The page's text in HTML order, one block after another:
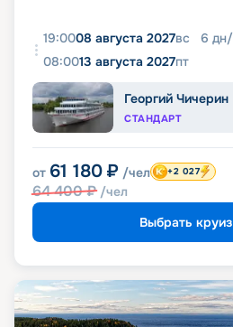
19:0008 августа 2027вс 6 дн/
08:0013 августа 2027пт
Георгий Чичерин
СТАНДАРТ
от 61 180 ₽ /чел
64 400₽ /чел
+2 027
Выбрать круиз